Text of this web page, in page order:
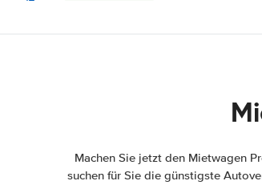
Machen Sie jetzt den Mietwagen
suchen für Sie die günstigste